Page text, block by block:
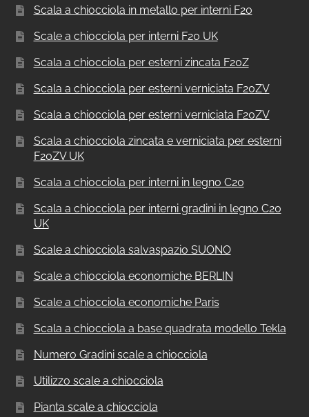
Scala a chiocciola in metallo per interni F20
Scale a chiocciola per interni F20 UK
Scala a chiocciola per esterni zincata F20Z
Scala a chiocciola per esterni verniciata F20ZV
Scala a chiocciola per esterni verniciata F20ZV
Scala a chiocciola zincata e verniciata per esterni
F20ZV UK
Scala a chiocciola per interni in legno C20
Scala a chiocciola per interni gradini in legno C20
UK
Scale a chiocciola salvaspazio SUONO
Scale a chiocciola economiche BERLIN
Scale a chiocciola economiche Paris
Scala a chiocciola a base quadrata modello Tekla
Numero Gradini scale a chiocciola
Utilizzo scale a chiocciola
Pianta scale a chiocciola